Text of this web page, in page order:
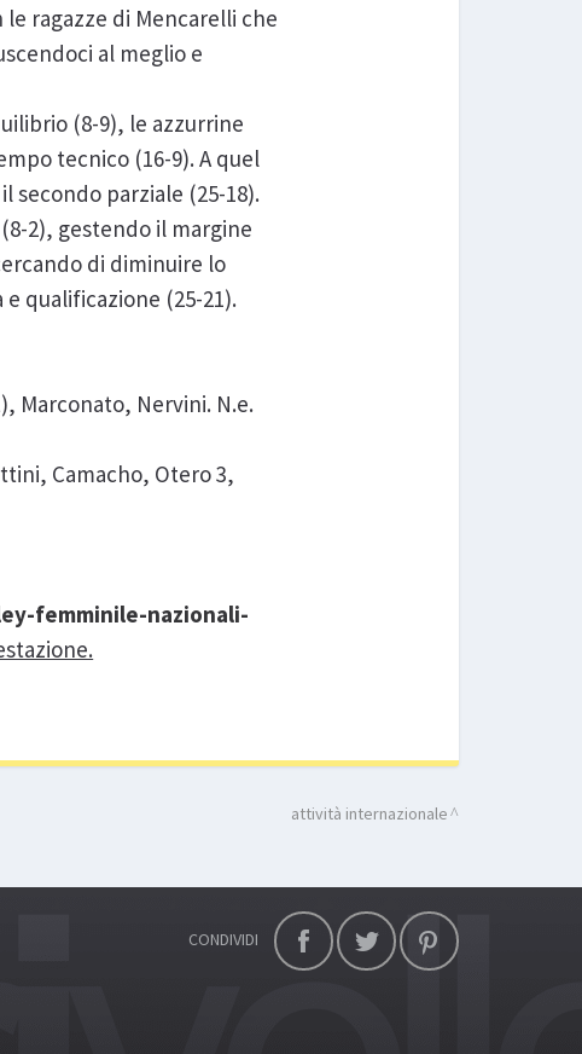
ragazze di Mencarelli che
al meglio e
(8-9), le azzurrine
tecnico (16-9). A quel
secondo parziale (25-18).
2), gestendo il margine
di diminuire lo
qualificazione (25-21).
Marconato, Nervini. N.e.
Camacho, Otero 3,
femminile-nazionali-
attività internazionale
CONDIVIDI